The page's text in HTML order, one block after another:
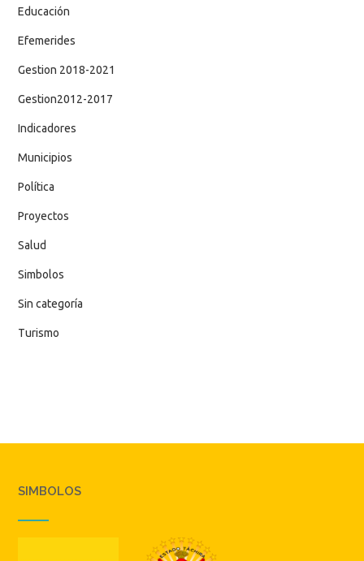
Educación
Efemerides
Gestion 2018-2021
Gestion2012-2017
Indicadores
Municipios
Política
Proyectos
Salud
Simbolos
Sin categoría
Turismo
SIMBOLOS